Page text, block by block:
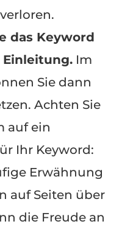
das Keyword
Im
Sie dann
Achten Sie
auf ein
Ihr Keyword:
Erwähnung
auf Seiten über
die Freude an